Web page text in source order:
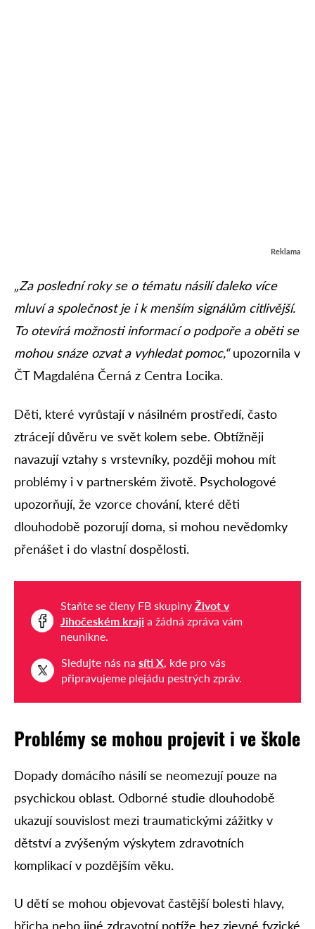
Reklama
„Za poslední roky se o tématu násilí daleko více
mluví a společnost je i k menším signálům citlivější.
To otevírá možnosti informací o podpoře a oběti se
mohou snáze ozvat a vyhledat pomoc,“upozornila v
ČT Magdaléna Černá z Centra Locika.
Děti, které vyrůstají v násilném prostředí, často
ztrácejí důvěru ve svět kolem sebe. Obtížněji
navazují vztahy s vrstevníky, později mohou mít
problémy i v partnerském životě. Psychologové
upozorňují, že vzorce chování, které děti
dlouhodobě pozorují doma, si mohou nevědomky
přenášet i do vlastní dospělosti.
Staňte se členy FB skupiny Život v
Jihočeském kraji a žádná zpráva vám
neunikne.
Sledujte nás na síti X, kde pro vás
připravujeme plejádu pestrých zpráv.
Problémy se mohou projevit i ve škole
Dopady domácího násilí se neomezují pouze na
psychickou oblast. Odborné studie dlouhodobě
ukazují souvislost mezi traumatickými zážitky v
dětství a zvýšeným výskytem zdravotních
komplikací v pozdějším věku.
U dětí se mohou objevovat častější bolesti hlavy,
břicha nebo jiné zdravotní potíže bez zjevné fyzické